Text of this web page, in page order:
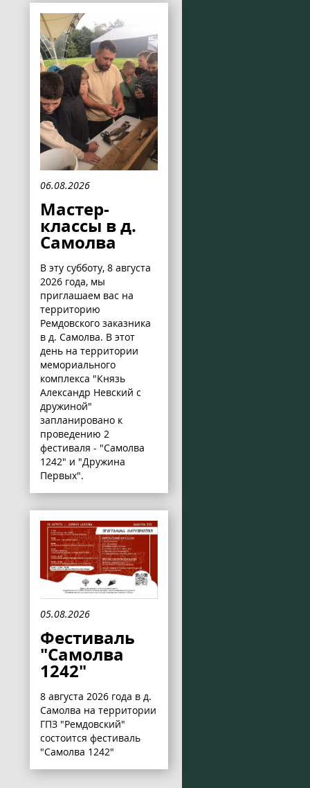
06.08.2026
Мастер-
классы в д.
Самолва
В эту субботу, 8 августа
2026 года, мы
приглашаем вас на
территорию
Ремдовского заказника
в д. Самолва. В этот
день на территории
мемориального
комплекса "Князь
Александр Невский с
дружиной"
запланировано к
проведению 2
фестиваля - "Самолва
1242" и "Дружина
Первых".
05.08.2026
Фестиваль
"Самолва
1242"
8 августа 2026 года в д.
Самолва на территории
ГПЗ "Ремдовский"
состоится фестиваль
"Самолва 1242"